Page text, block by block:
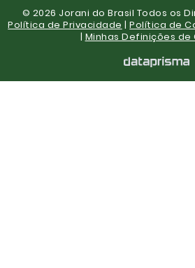
© 2026 Jorani do Brasil Todos os
Política de Privacidade |Política de
| Minhas Definições de